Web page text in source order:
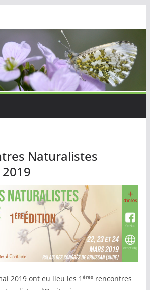
Naturalistes
2019 ont eu lieu les 1ères rencontres